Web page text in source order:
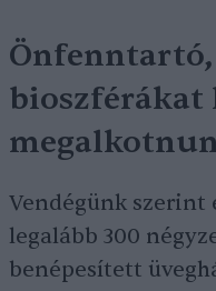
bioszférákat
Vendégünk szerint
legalább 300
benépesített